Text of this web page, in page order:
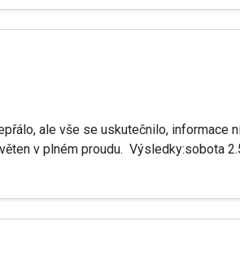
ale vše se uskutečnilo, informace
v plném proudu. Výsledky:sobota